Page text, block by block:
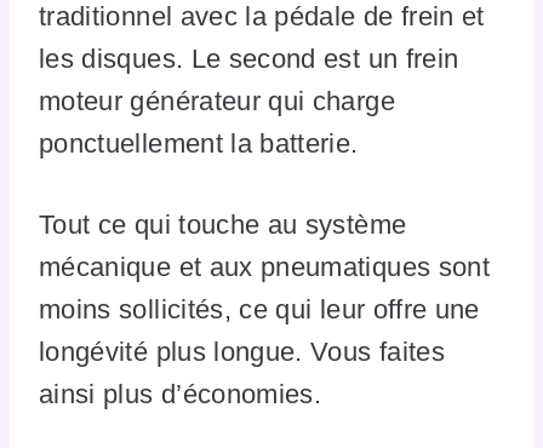
traditionnel avec la pédale de frein et
les disques. Le second est un frein
moteur générateur qui charge
ponctuellement la batterie.
Tout ce qui touche au système
mécanique et aux pneumatiques sont
moins sollicités, ce qui leur offre une
longévité plus longue. Vous faites
ainsi plus d’économies.